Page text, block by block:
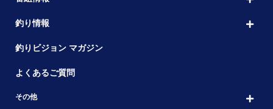
釣り情報
釣りビジョン マガジン
よくあるご質問
その他